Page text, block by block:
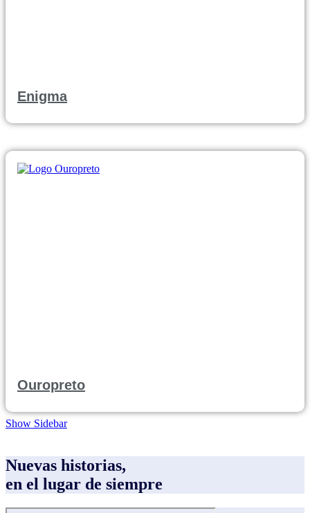
Enigma
Ouropreto
Show Sidebar
Nuevas historias,
en el lugar de siempre